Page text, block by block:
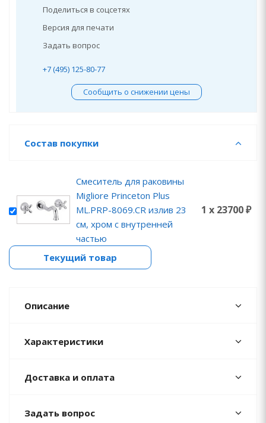
Поделиться в соцсетях
Версия для печати
Задать вопрос
+7 (495) 125-80-77
Сообщить о снижении цены
Состав покупки
Смеситель для раковины
Migliore Princeton Plus
ML.PRP-8069.CR излив 23
см, хром с внутренней
частью
1 x 23700 ₽
Текущий товар
Описание
Характеристики
Доставка и оплата
Задать вопрос